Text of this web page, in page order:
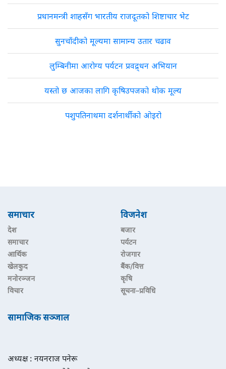
प्रधानमन्त्री शाहसँग भारतीय राजदूतको शिष्टाचार भेट
सुनचाँदीको मूल्यमा सामान्य उतार चढाव
लुम्बिनीमा आरोग्य पर्यटन प्रवद्र्धन अभियान
यस्तो छ आजका लागि कृषिउपजको थोक मूल्य
पशुपतिनाथमा दर्शनार्थीको ओइरो
समाचार
देश
समाचार
आर्थिक
खेलकुद
मनोरञ्जन
विचार
विजनेश
बजार
पर्यटन
रोजगार
बैंक/वित्त
कृषि
सूचना–प्रविधि
सामाजिक सञ्जाल
अध्यक्ष : नयनराज पनेरू